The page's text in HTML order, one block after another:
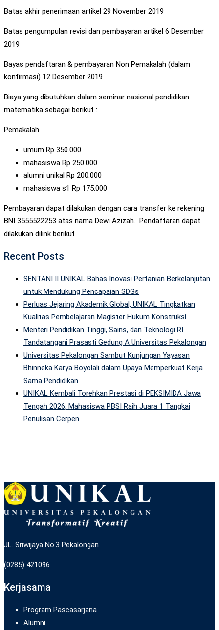
Batas akhir penerimaan artikel 29 November 2019
Batas pengumpulan revisi dan pembayaran artikel 6 Desember
2019
Bayas pendaftaran & pembayaran Non Pemakalah (dalam
konfirmasi) 12 Desember 2019
Biaya yang dibutuhkan dalam seminar nasional pendidikan
matematika sebagai berikut :
Pemakalah
umum Rp 350.000
mahasiswa Rp 250.000
alumni unikal Rp 200.000
mahasiswa s1 Rp 175.000
Pembayaran dapat dilakukan dengan cara transfer ke rekening
BNI 3555522253 atas nama Dewi Azizah. Pendaftaran dapat
dilakukan dilink berikut
Recent Posts
SENTANI II UNIKAL Bahas Inovasi Pertanian Berkelanjutan
untuk Mendukung Pencapaian SDGs
Perluas Jejaring Akademik Global, UNIKAL Tingkatkan
Kualitas Pembelajaran Magister Hukum Konstruksi
Menteri Pendidikan Tinggi, Sains, dan Teknologi RI
Tandatangani Prasasti Gedung A Universitas Pekalongan
Universitas Pekalongan Sambut Kunjungan Yayasan
Bhinneka Karya Boyolali dalam Upaya Memperkuat Kerja
Sama Pendidikan
UNIKAL Kembali Torehkan Prestasi di PEKSIMIDA Jawa
Tengah 2026, Mahasiswa PBSI Raih Juara 1 Tangkai
Penulisan Cerpen
JL. Sriwijaya No.3 Pekalongan
(0285) 421096
Kerjasama
Program Pascasarjana
Alumni